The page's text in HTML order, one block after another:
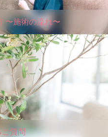
〜施術の流れ〜
ご質問